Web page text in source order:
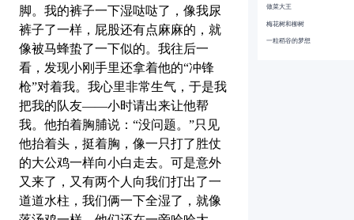
脚。我的裤子一下湿哒哒了，像我尿
裤子了一样，屁股还有点麻麻的，就
像被马蜂蛰了一下似的。我往后一
看，发现小刚手里还拿着他的“冲锋
枪”对着我。我心里非常生气，于是我
把我的队友——小时请出来让他帮
我。 他拍着胸脯说： “没问题。”只见
他抬着头，挺着胸，像一只打了胜仗
的大公鸡一样向小白走去。可是意外
又来了，又有两个人向我们打出了一
道道水柱，我们俩一下全湿了，就像
做菜大王
梅花树和柳树
一粒稻谷的梦想